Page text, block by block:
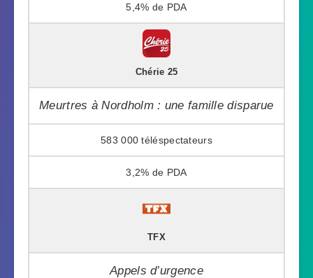
5,4%
Chérie 25
Meurtres à Nordholm : une famille disparue
583 000
3,2%
TFX
Appels d’urgence